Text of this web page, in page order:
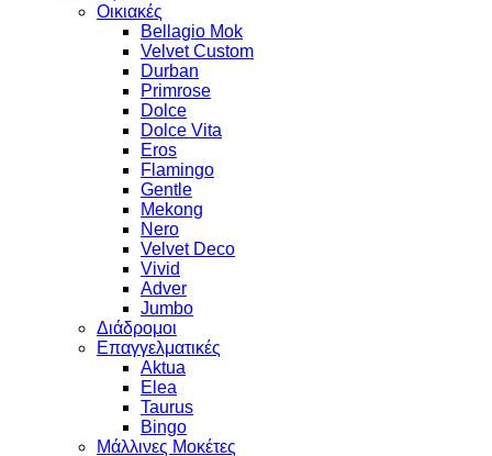
Οικιακές
Bellagio Mok
Velvet Custom
Durban
Primrose
Dolce
Dolce Vita
Eros
Flamingo
Gentle
Mekong
Nero
Velvet Deco
Vivid
Adver
Jumbo
Διάδρομοι
Επαγγελματικές
Aktua
Elea
Taurus
Bingo
Μάλλινες Μοκέτες